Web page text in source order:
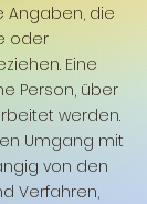
Angaben, die
oder
Eine
Person, über
werden.
Umgang mit
von den
Verfahren,